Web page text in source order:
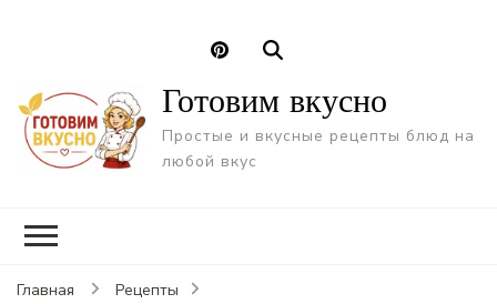
Готовим вкусно
Простые и вкусные рецепты блюд на
любой вкус
Главная
Рецепты